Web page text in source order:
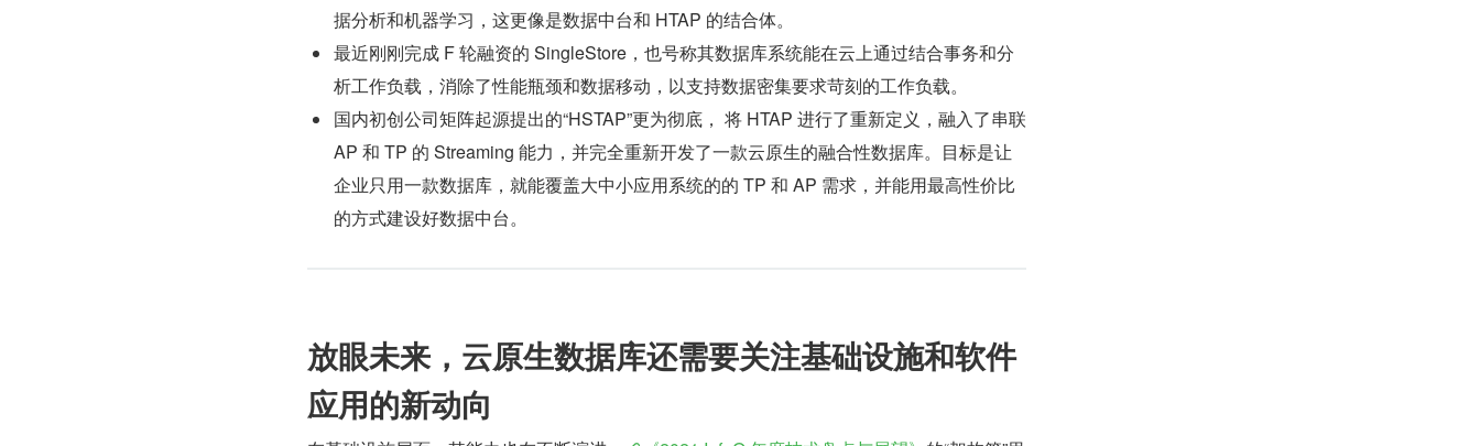
据分析和机器学习，这更像是数据中台和 HTAP 的结合体。
最近刚刚完成 F 轮融资的 SingleStore，也号称其数据库系统能在云上通过结合事务和分
析工作负载，消除了性能瓶颈和数据移动，以支持数据密集要求苛刻的工作负载。
国内初创公司矩阵起源提出的“HSTAP”更为彻底， 将 HTAP 进行了重新定义，融入了串联
AP 和 TP 的 Streaming 能力，并完全重新开发了一款云原生的融合性数据库。目标是让
企业只用一款数据库，就能覆盖大中小应用系统的的 TP 和 AP 需求，并能用最高性价比
的方式建设好数据中台。
放眼未来，云原生数据库还需要关注基础设施和软件
应用的新动向